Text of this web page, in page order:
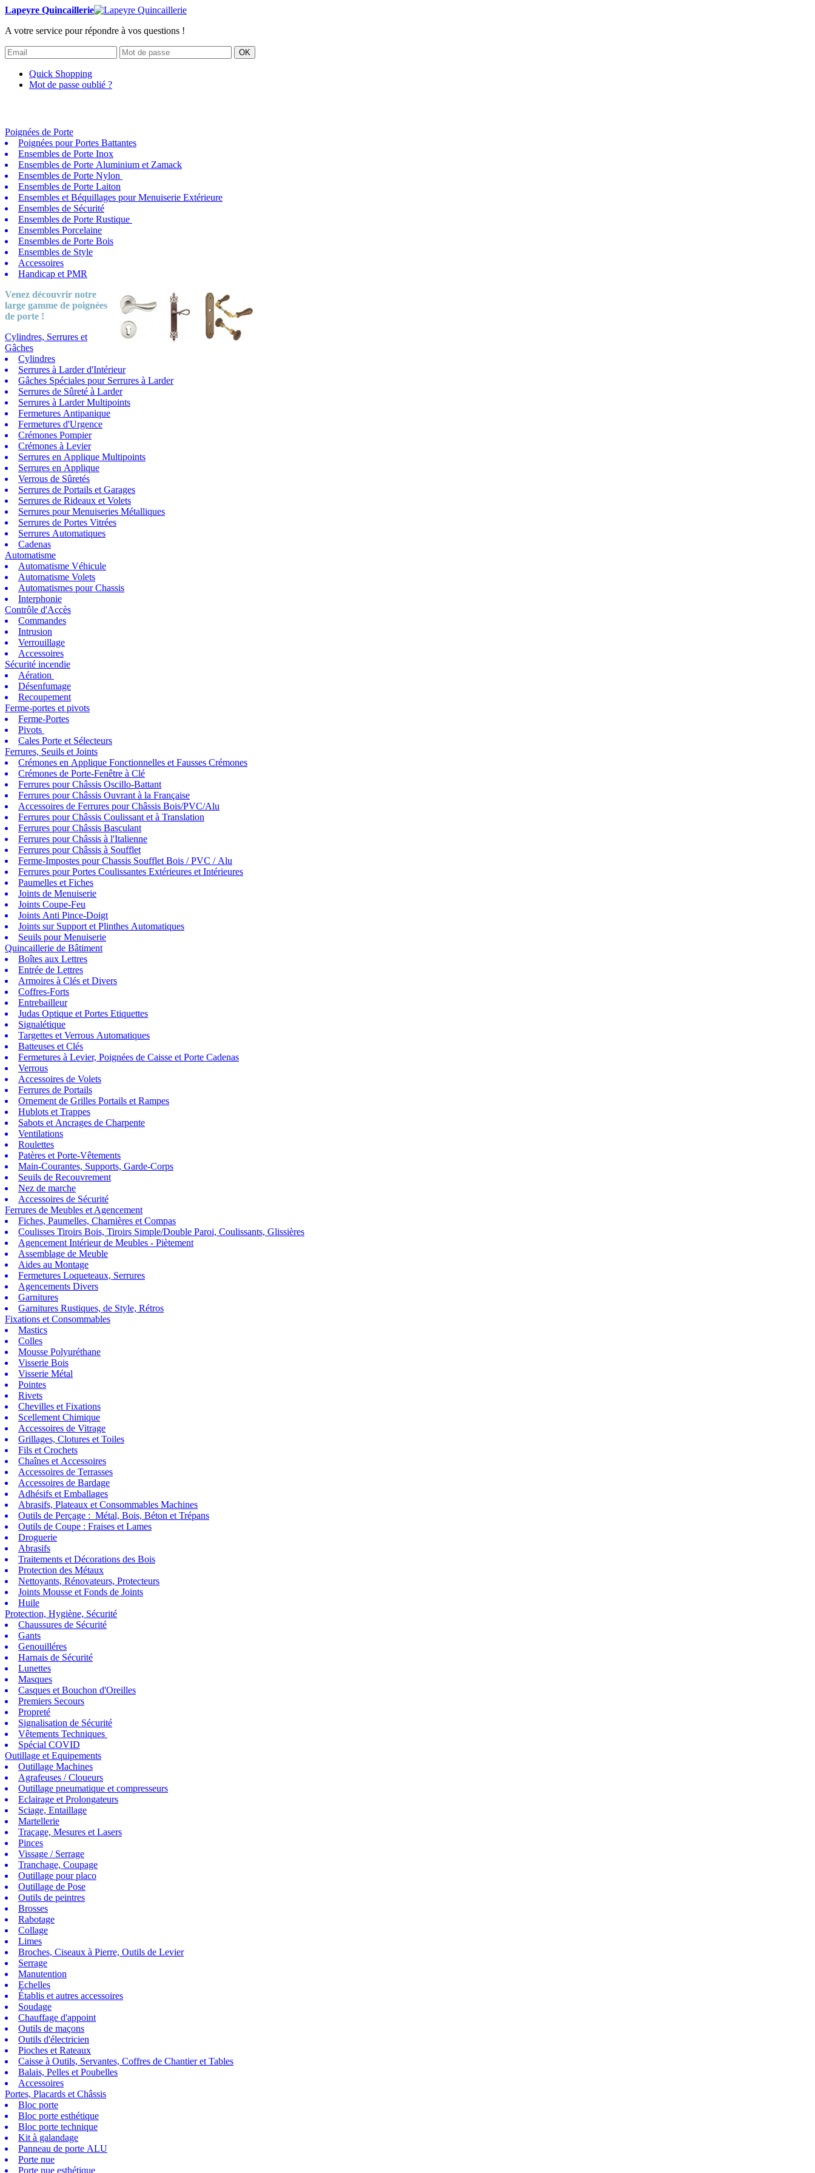
Lapeyre Quincaillerie
A votre service pour répondre à vos questions !
OK
Quick Shopping
Mot de passe oublié ?
Poignées de Porte
Poignées pour Portes Battantes
Ensembles de Porte Inox
Ensembles de Porte Aluminium et Zamack
Ensembles de Porte Nylon
Ensembles de Porte Laiton
Ensembles et Béquillages pour Menuiserie Extérieure
Ensembles de Sécurité
Ensembles de Porte Rustique
Ensembles Porcelaine
Ensembles de Porte Bois
Ensembles de Style
Accessoires
Handicap et PMR
Venez découvrir notre
large gamme de poignées
de porte !
Cylindres, Serrures et
Gâches
Cylindres
Serrures à Larder d'Intérieur
Gâches Spéciales pour Serrures à Larder
Serrures de Sûreté à Larder
Serrures à Larder Multipoints
Fermetures Antipanique
Fermetures d'Urgence
Crémones Pompier
Crémones à Levier
Serrures en Applique Multipoints
Serrures en Applique
Verrous de Sûretés
Serrures de Portails et Garages
Serrures de Rideaux et Volets
Serrures pour Menuiseries Métalliques
Serrures de Portes Vitrées
Serrures Automatiques
Cadenas
Automatisme
Automatisme Véhicule
Automatisme Volets
Automatismes pour Chassis
Interphonie
Contrôle d'Accès
Commandes
Intrusion
Verrouillage
Accessoires
Sécurité incendie
Aération
Désenfumage
Recoupement
Ferme-portes et pivots
Ferme-Portes
Pivots
Cales Porte et Sélecteurs
Ferrures, Seuils et Joints
Crémones en Applique Fonctionnelles et Fausses Crémones
Crémones de Porte-Fenêtre à Clé
Ferrures pour Châssis Oscillo-Battant
Ferrures pour Châssis Ouvrant à la Française
Accessoires de Ferrures pour Châssis Bois/PVC/Alu
Ferrures pour Châssis Coulissant et à Translation
Ferrures pour Châssis Basculant
Ferrures pour Châssis à l'Italienne
Ferrures pour Châssis à Soufflet
Ferme-Impostes pour Chassis Soufflet Bois / PVC / Alu
Ferrures pour Portes Coulissantes Extérieures et Intérieures
Paumelles et Fiches
Joints de Menuiserie
Joints Coupe-Feu
Joints Anti Pince-Doigt
Joints sur Support et Plinthes Automatiques
Seuils pour Menuiserie
Quincaillerie de Bâtiment
Boîtes aux Lettres
Entrée de Lettres
Armoires à Clés et Divers
Coffres-Forts
Entrebailleur
Judas Optique et Portes Etiquettes
Signalétique
Targettes et Verrous Automatiques
Batteuses et Clés
Fermetures à Levier, Poignées de Caisse et Porte Cadenas
Verrous
Accessoires de Volets
Ferrures de Portails
Ornement de Grilles Portails et Rampes
Hublots et Trappes
Sabots et Ancrages de Charpente
Ventilations
Roulettes
Patères et Porte-Vêtements
Main-Courantes, Supports, Garde-Corps
Seuils de Recouvrement
Nez de marche
Accessoires de Sécurité
Ferrures de Meubles et Agencement
Fiches, Paumelles, Charnières et Compas
Coulisses Tiroirs Bois, Tiroirs Simple/Double Paroi, Coulissants, Glissières
Agencement Intérieur de Meubles - Piètement
Assemblage de Meuble
Aides au Montage
Fermetures Loqueteaux, Serrures
Agencements Divers
Garnitures
Garnitures Rustiques, de Style, Rétros
Fixations et Consommables
Mastics
Colles
Mousse Polyuréthane
Visserie Bois
Visserie Métal
Pointes
Rivets
Chevilles et Fixations
Scellement Chimique
Accessoires de Vitrage
Grillages, Clotures et Toiles
Fils et Crochets
Chaînes et Accessoires
Accessoires de Terrasses
Accessoires de Bardage
Adhésifs et Emballages
Abrasifs, Plateaux et Consommables Machines
Outils de Perçage : Métal, Bois, Béton et Trépans
Outils de Coupe : Fraises et Lames
Droguerie
Abrasifs
Traitements et Décorations des Bois
Protection des Métaux
Nettoyants, Rénovateurs, Protecteurs
Joints Mousse et Fonds de Joints
Huile
Protection, Hygiène, Sécurité
Chaussures de Sécurité
Gants
Genouilléres
Harnais de Sécurité
Lunettes
Masques
Casques et Bouchon d'Oreilles
Premiers Secours
Propreté
Signalisation de Sécurité
Vêtements Techniques
Spécial COVID
Outillage et Equipements
Outillage Machines
Agrafeuses / Cloueurs
Outillage pneumatique et compresseurs
Eclairage et Prolongateurs
Sciage, Entaillage
Martellerie
Traçage, Mesures et Lasers
Pinces
Vissage / Serrage
Tranchage, Coupage
Outillage pour placo
Outillage de Pose
Outils de peintres
Brosses
Rabotage
Collage
Limes
Broches, Ciseaux à Pierre, Outils de Levier
Serrage
Manutention
Echelles
Établis et autres accessoires
Soudage
Chauffage d'appoint
Outils de maçons
Outils d'électricien
Pioches et Rateaux
Caisse à Outils, Servantes, Coffres de Chantier et Tables
Balais, Pelles et Poubelles
Accessoires
Portes, Placards et Châssis
Bloc porte
Bloc porte esthétique
Bloc porte technique
Kit à galandage
Panneau de porte ALU
Porte nue
Porte nue esthétique